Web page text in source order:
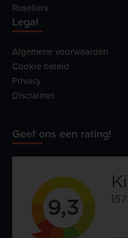
Resellers
Legal
Algemene voorwaarden
Cookie beleid
Privacy
Disclaimer
Geef ons een rating!